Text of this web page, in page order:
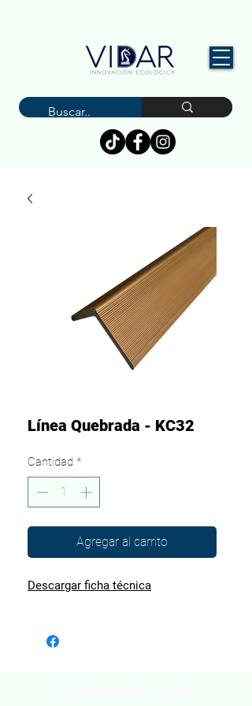
Línea Quebrada - KC32
Cantidad *
Agregar al carrito
Descargar ficha técnica